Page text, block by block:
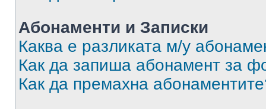
Абонаменти и Записки
Каква е разликата м/у
Как да запиша абонамент за
Как да премахна